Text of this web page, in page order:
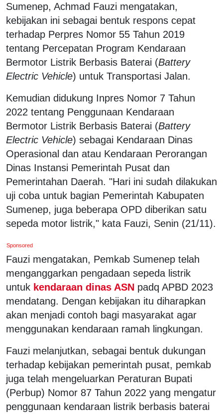
Sumenep, Achmad Fauzi mengatakan,
kebijakan ini sebagai bentuk respons cepat
terhadap Perpres Nomor 55 Tahun 2019
tentang Percepatan Program Kendaraan
Bermotor Listrik Berbasis Baterai (Battery
Electric Vehicle) untuk Transportasi Jalan.
Kemudian didukung Inpres Nomor 7 Tahun
2022 tentang Penggunaan Kendaraan
Bermotor Listrik Berbasis Baterai (Battery
Electric Vehicle) sebagai Kendaraan Dinas
Operasional dan atau Kendaraan Perorangan
Dinas Instansi Pemerintah Pusat dan
Pemerintahan Daerah. "Hari ini sudah dilakukan
uji coba untuk bagian Pemerintah Kabupaten
Sumenep, juga beberapa OPD diberikan satu
sepeda motor listrik," kata Fauzi, Senin (21/11).
Sponsored
Fauzi mengatakan, Pemkab Sumenep telah
menganggarkan pengadaan sepeda listrik
untuk kendaraan dinas ASN padq APBD 2023
mendatang. Dengan kebijakan itu diharapkan
akan menjadi contoh bagi masyarakat agar
menggunakan kendaraan ramah lingkungan.
Fauzi melanjutkan, sebagai bentuk dukungan
terhadap kebijakan pemerintah pusat, pemkab
juga telah mengeluarkan Peraturan Bupati
(Perbup) Nomor 87 Tahun 2022 yang mengatur
penggunaan kendaraan listrik berbasis baterai